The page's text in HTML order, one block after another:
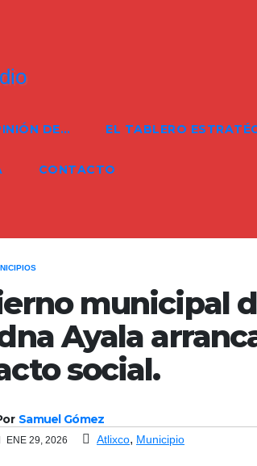
DE… EL TABLERO
CONTACTO
municipal
Ayala
social.
Samuel Gómez
ENE 29, 2026 Atlixco, Municipio